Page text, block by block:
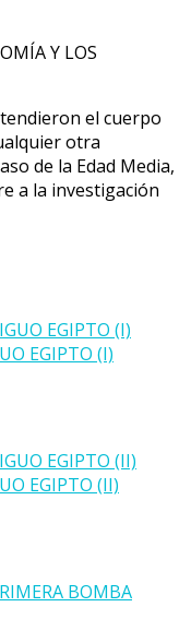
el cuerpo
otra
de la Edad Media,
a la investigación
EGIPTO (I)
EGIPTO (II)